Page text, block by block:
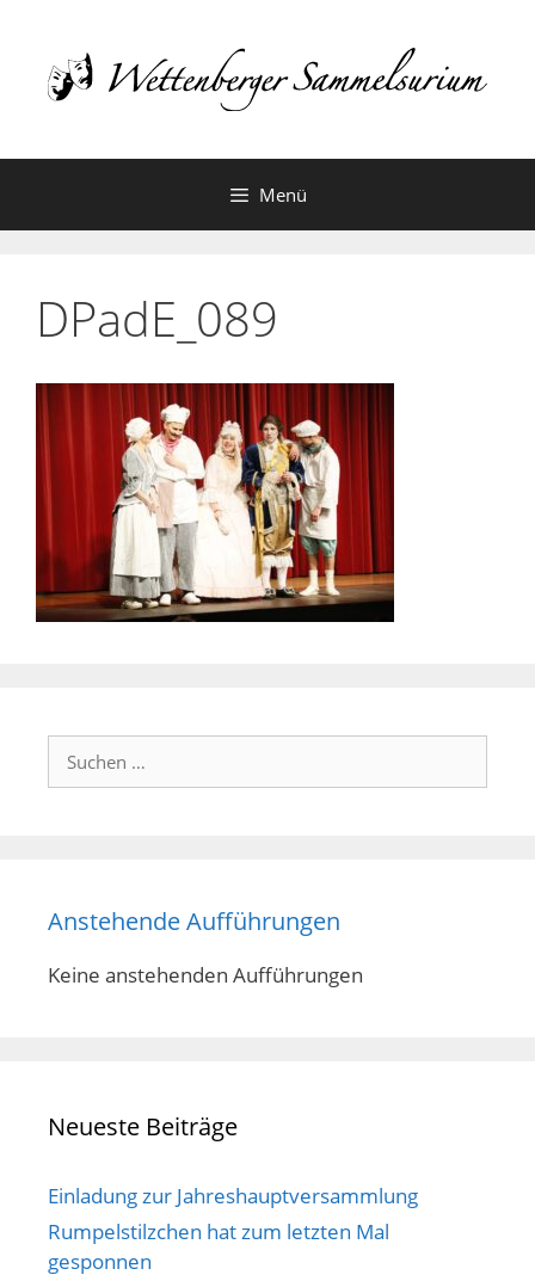
springen
Menü
DPadE_089
Suchen
nach:
Anstehende Aufführungen
Keine anstehenden Aufführungen
Neueste Beiträge
Einladung zur Jahreshauptversammlung
Rumpelstilzchen hat zum letzten Mal
gesponnen